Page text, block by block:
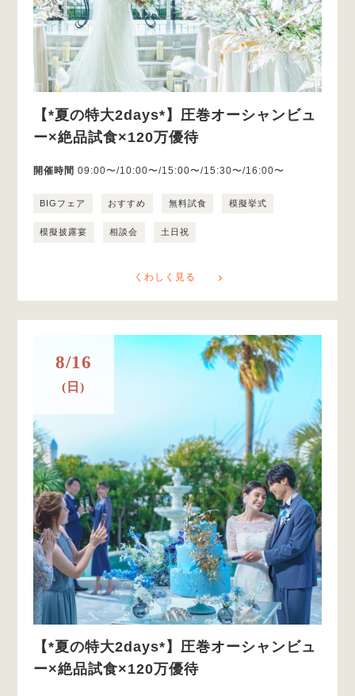
【*夏の特大2days*】圧巻オーシャンビュ
ー×絶品試食×120万優待
開催時間 09:00〜/10:00〜/15:00〜/15:30〜/16:00〜
BIGフェア おすすめ 無料試食 模擬挙式
模擬披露宴 相談会 土日祝
くわしく見る
8/16
(日)
【*夏の特大2days*】圧巻オーシャンビュ
ー×絶品試食×120万優待